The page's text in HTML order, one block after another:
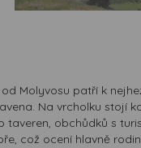
od Molyvosu patří k
Na vrcholku stojí
taveren, obchůdků s
což ocení hlavně